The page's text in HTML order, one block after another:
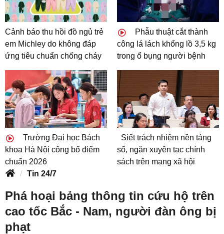
Cảnh báo thu hồi đồ ngủ trẻ
em Michley do không đáp
ứng tiêu chuẩn chống cháy
Phẫu thuật cắt thành
công lá lách khổng lồ 3,5 kg
trong ổ bụng người bệnh
Trường Đại học Bách
khoa Hà Nội công bố điểm
chuẩn 2026
Siết trách nhiệm nền tảng
số, ngăn xuyên tạc chính
sách trên mạng xã hội
Tin 24/7
Phá hoại bảng thông tin cứu hộ trên
cao tốc Bắc - Nam, người đàn ông bị
phạt